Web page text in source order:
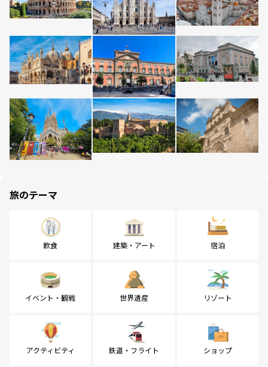
旅のテーマ
飲食 建築・アート 宿泊
イベント・観戦 世界遺産 リゾート
アクティビティ 鉄道・フライト ショップ